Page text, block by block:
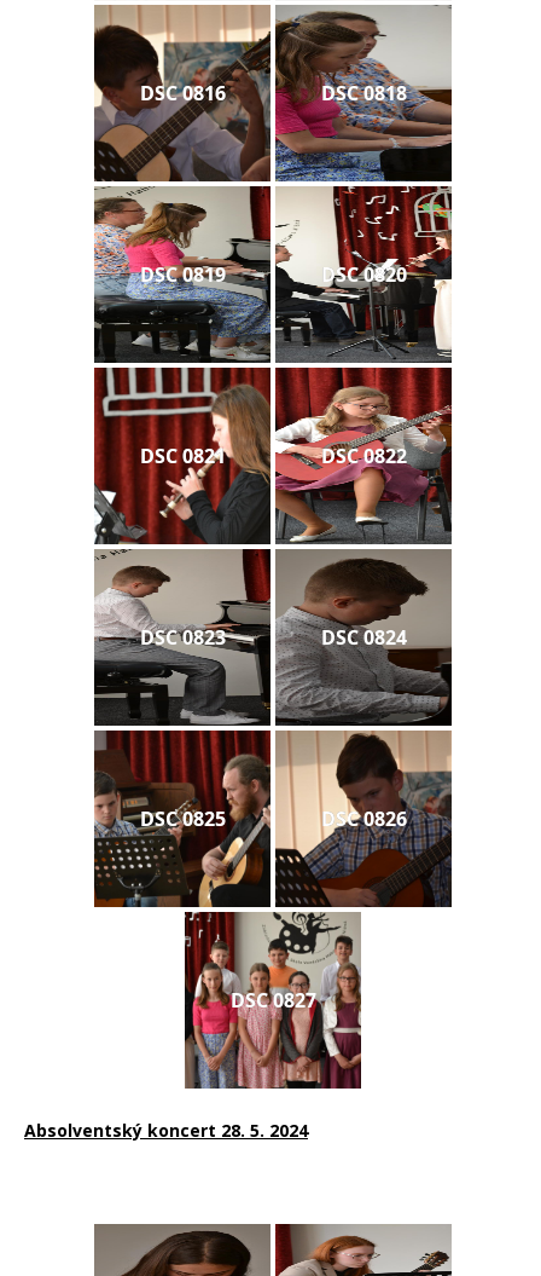
DSC 0816 DSC 0818
DSC 0819 DSC 0820
DSC 0821 DSC 0822
DSC 0823 DSC 0824
DSC 0825 DSC 0826
DSC 0827
Absolventský koncert 28. 5. 2024